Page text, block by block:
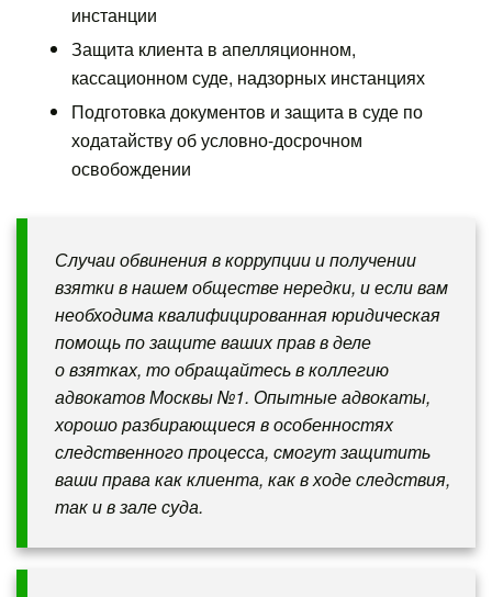
инстанции
Защита клиента в апелляционном,
кассационном суде, надзорных инстанциях
Подготовка документов и защита в суде по
ходатайству об условно-досрочном
освобождении
Случаи обвинения в коррупции и получении
взятки в нашем обществе нередки, и если вам
необходима квалифицированная юридическая
помощь по защите ваших прав в деле
о взятках, то обращайтесь в коллегию
адвокатов Москвы №1. Опытные адвокаты,
хорошо разбирающиеся в особенностях
следственного процесса, смогут защитить
ваши права как клиента, как в ходе следствия,
так и в зале суда.